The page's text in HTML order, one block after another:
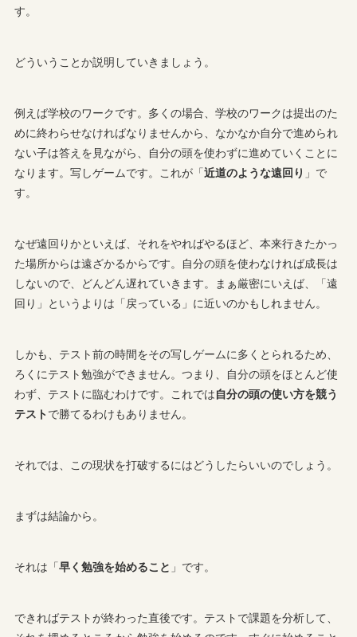
す。
どういうことか説明していきましょう。
例えば学校のワークです。多くの場合、学校のワークは提出のた
めに終わらせなければなりませんから、なかなか自分で進められ
ない子は答えを見ながら、自分の頭を使わずに進めていくことに
なります。写しゲームです。これが「近道のような遠回り 」で
す。
なぜ遠回りかといえば、それをやればやるほど、本来行きたかっ
た場所からは遠ざかるからです。自分の頭を使わなければ成長は
しないので、どんどん遅れていきます。まぁ厳密にいえば、「遠
回り」というよりは「戻っている」に近いのかもしれません。
しかも、テスト前の時間をその写しゲームに多くとられるため、
ろくにテスト勉強ができません。つまり、自分の頭をほとんど使
わず、テストに臨むわけです。これでは自分の頭の使い方を競う
テストで勝てるわけもありません。
それでは、この現状を打破するにはどうしたらいいのでしょう。
まずは結論から。
それは「早く勉強を始めること 」です。
できればテストが終わった直後です。テストで課題を分析して、